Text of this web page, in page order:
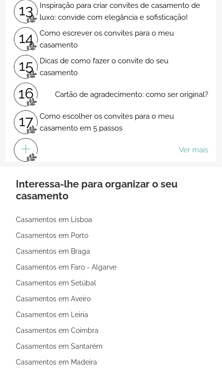
13
Inspiração para criar convites de casamento de
luxo: convide com elegância e sofisticação!
14
Como escrever os convites para o meu
casamento
15
Dicas de como fazer o convite do seu
casamento
16 Cartão de agradecimento: como ser original?
17
Como escolher os convites para o meu
casamento em 5 passos
Ver mais
Interessa-lhe para organizar o seu
casamento
Casamentos em Lisboa
Casamentos em Porto
Casamentos em Braga
Casamentos em Faro - Algarve
Casamentos em Setúbal
Casamentos em Aveiro
Casamentos em Leiria
Casamentos em Coimbra
Casamentos em Santarém
Casamentos em Madeira